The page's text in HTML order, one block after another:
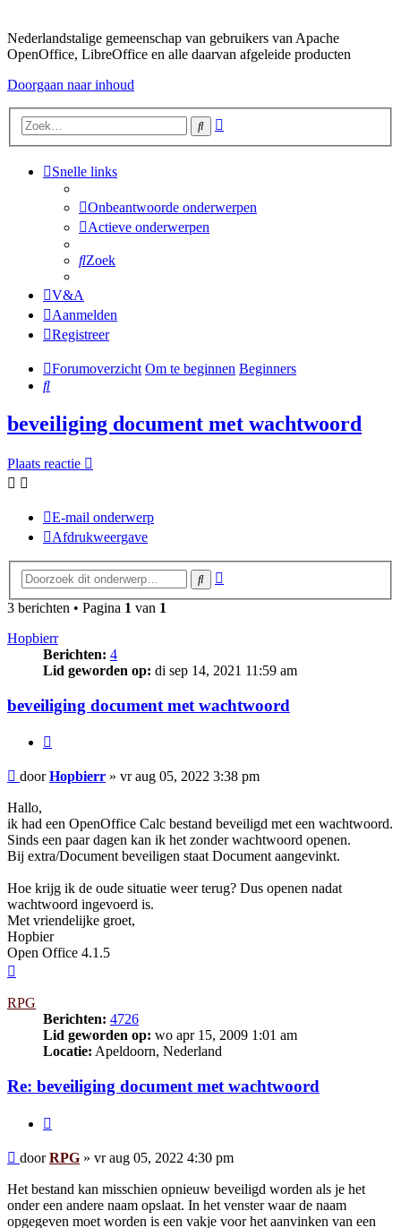
Nederlandstalige gemeenschap van gebruikers van Apache
OpenOffice, LibreOffice en alle daarvan afgeleide producten
Doorgaan naar inhoud
Zoek
Snelle links
Onbeantwoorde onderwerpen
Actieve onderwerpen
Zoek
V&A
Aanmelden
Registreer
Forumoverzicht Om te beginnen Beginners
Zoek
beveiliging document met wachtwoord
Plaats reactie
E-mail onderwerp
Afdrukweergave
Zoek
3 berichten • Pagina 1 van 1
Hopbierr
Berichten: 4
Lid geworden op: di sep 14, 2021 11:59 am
beveiliging document met wachtwoord
Bericht
doorHopbierr » vr aug 05, 2022 3:38 pm
Hallo,
ik had een OpenOffice Calc bestand beveiligd met een wachtwoord.
Sinds een paar dagen kan ik het zonder wachtwoord openen.
Bij extra/Document beveiligen staat Document aangevinkt.
Hoe krijg ik de oude situatie weer terug? Dus openen nadat
wachtwoord ingevoerd is.
Met vriendelijke groet,
Hopbier
Open Office 4.1.5
RPG
Berichten: 4726
Lid geworden op: wo apr 15, 2009 1:01 am
Locatie: Apeldoorn, Nederland
Re: beveiliging document met wachtwoord
Bericht
doorRPG » vr aug 05, 2022 4:30 pm
Het bestand kan misschien opnieuw beveiligd worden als je het
onder een andere naam opslaat. In het venster waar de naam
opgegeven moet worden is een vakje voor het aanvinken van een